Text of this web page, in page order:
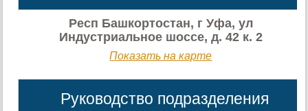
Респ Башкортостан, г Уфа, ул
Индустриальное шоссе, д. 42 к. 2
Показать на карте
Руководство подразделения